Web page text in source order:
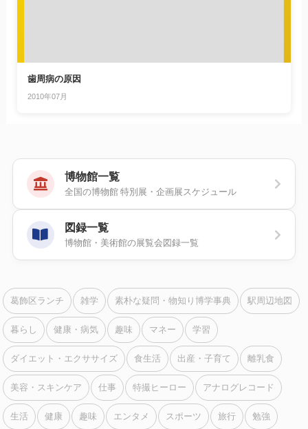
歯周病の原因
2010年07月
博物館一覧
全国の博物館 特別展・企画展スケジュール
図録一覧
博物館・美術館の展覧会図録一覧
葛飾区ランチ 雑学 素朴な疑問・物知り博学事典 駅周辺地図
暮らし 健康・病気 趣味 マネー 学習
ダイエット・エクササイズ 食生活 出産・子育て 離乳食
美容・スキンケア 仕事 特撮ヒーロー アナログレコード
生活 健康 趣味 エンタメ スポーツ 旅行 勉強